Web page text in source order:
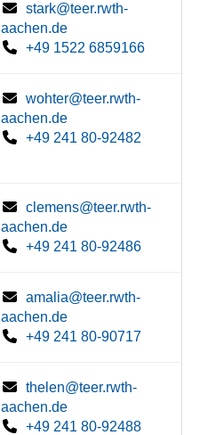
stark@teer.rwth-
aachen.de
+49 1522 6859166
wohter@teer.rwth-
aachen.de
+49 241 80-92482
clemens@teer.rwth-
aachen.de
+49 241 80-92486
amalia@teer.rwth-
aachen.de
+49 241 80-90717
thelen@teer.rwth-
aachen.de
+49 241 80-92488